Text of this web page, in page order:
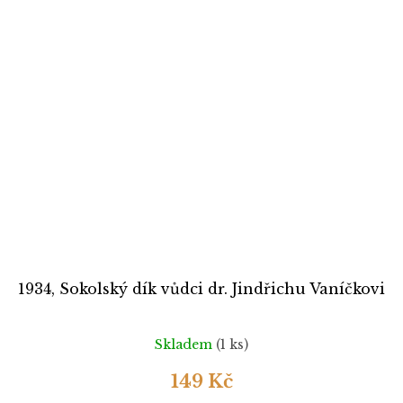
1934, Sokolský dík vůdci dr. Jindřichu Vaníčkovi
Skladem (1 ks)
149 Kč